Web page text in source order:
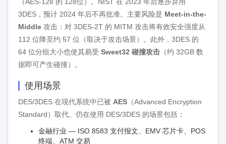
3DES，预计 2024 年后不再批准。主要风险是 Meet-in-the-
Middle 攻击：对 3DES-2T 的 MITM 攻击将有效安全强度从
112 位降至约 57 位（取决于攻击场景）。此外，3DES 的
64 位分组大小也使其易受 Sweet32 碰撞攻击 （约 32GB 数
据即可产生碰撞）。
使用场景
DES/3DES 在现代系统中已被 AES （Advanced Encryption
Standard）取代。仍在使用 DES/3DES 的场景包括：
金融行业 — ISO 8583 支付报文、EMV 芯片卡、POS
终端、ATM 交易